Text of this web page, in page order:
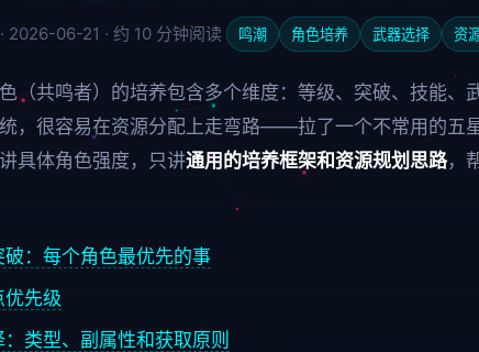
2026-06-21 · 约 10 分钟阅读 鸣潮 角色培养 武器选择 资
（共鸣者）的培养包含多个维度：等级、突破、技能、
，很容易在资源分配上走弯路——拉了一个不常用的五
具体角色强度，只讲通用的培养框架和资源规划思路，
破：每个角色最优先的事
优先级
类型、副属性和获取原则